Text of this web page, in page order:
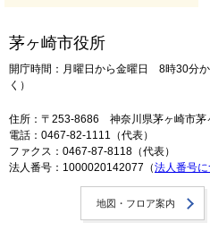
茅ヶ崎市役所
開庁時間：月曜日から金曜日 8時30分
く）
住所：〒253-8686 神奈川県茅ヶ崎市茅
電話：0467-82-1111（代表）
ファクス：0467-87-8118（代表）
法人番号：1000020142077（法人番号
地図・フロア案内